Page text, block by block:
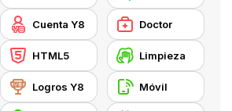
Cuenta Y8 Doctor
HTML5 Limpieza
Logros Y8 Móvil